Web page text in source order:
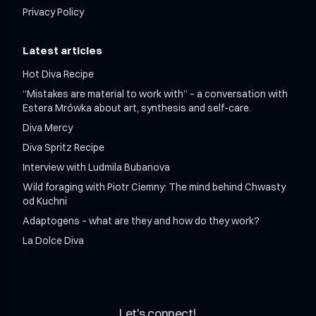
Privacy Policy
Latest articles
Hot Diva Recipe
“Mistakes are material to work with” – a conversation with
Estera Mrówka about art, synthesis and self-care.
Diva Mercy
Diva Spritz Recipe
Interview with Ludmila Bubanova
Wild foraging with Piotr Ciemny: The mind behind Chwasty
od Kuchni
Adaptogens – what are they and how do they work?
La Dolce Diva